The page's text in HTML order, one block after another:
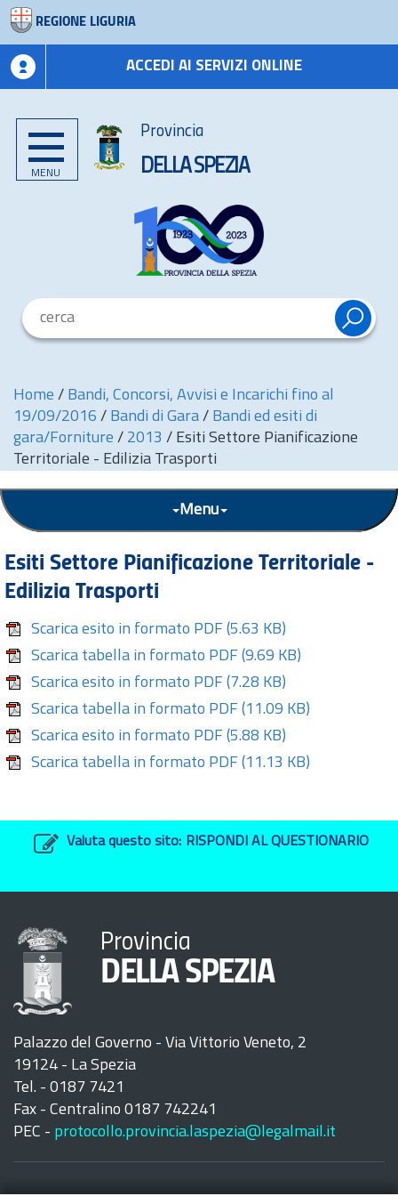
REGIONE LIGURIA
ACCEDI AI SERVIZI ONLINE
MENU
Provincia
DELLA SPEZIA
Home / Bandi, Concorsi, Avvisi e Incarichi fino al
19/09/2016 / Bandi di Gara / Bandi ed esiti di
gara/Forniture / 2013 / Esiti Settore Pianificazione
Territoriale - Edilizia Trasporti
Menu
Esiti Settore Pianificazione Territoriale -
Edilizia Trasporti
Scarica esito in formato PDF (5.63 KB)
Scarica tabella in formato PDF (9.69 KB)
Scarica esito in formato PDF (7.28 KB)
Scarica tabella in formato PDF (11.09 KB)
Scarica esito in formato PDF (5.88 KB)
Scarica tabella in formato PDF (11.13 KB)
Valuta questo sito: RISPONDI AL QUESTIONARIO
Provincia
DELLA SPEZIA
Palazzo del Governo - Via Vittorio Veneto, 2
19124 - La Spezia
Tel. - 0187 7421
Fax - Centralino 0187 742241
PEC - protocollo.provincia.laspezia@legalmail.it